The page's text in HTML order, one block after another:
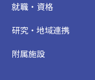
就職・資格
研究・地域連携
附属施設